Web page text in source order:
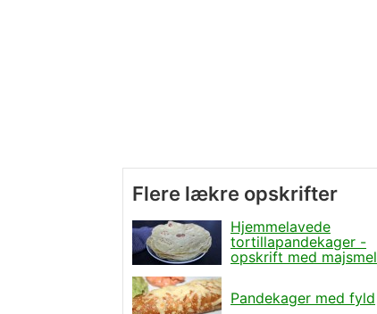
Flere lækre opskrifter
Hjemmelavede
tortillapandekager -
opskrift med majsmel
Pandekager med fyld